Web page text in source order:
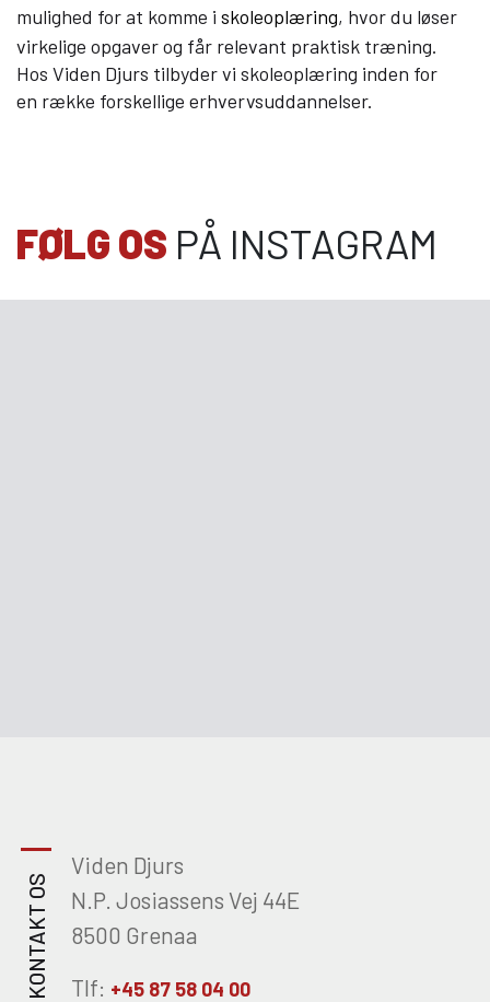
Kvalitet
Brochurereol
Oplæsning af tekst
mulighed for at komme i skoleoplæring, hvor du løser
virkelige opgaver og får relevant praktisk træning.
Hos Viden Djurs tilbyder vi skoleoplæring inden for
en række forskellige erhvervsuddannelser.
FØLG OS PÅ INSTAGRAM
KONTAKT OS
Viden Djurs
N.P. Josiassens Vej 44E
8500 Grenaa
Tlf: +45 87 58 04 00